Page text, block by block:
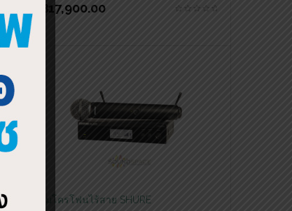
฿17,900.00
ไมโครโฟนไร้สาย SHURE